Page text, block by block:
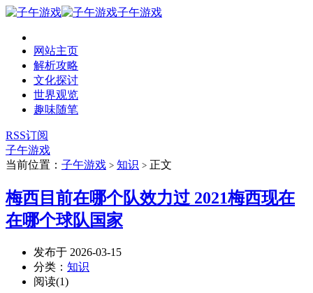
子午游戏
网站主页
解析攻略
文化探讨
世界观览
趣味随笔
RSS订阅
子午游戏
当前位置： 子午游戏 > 知识 > 正文
梅西目前在哪个队效力过 2021梅西现在
在哪个球队国家
发布于 2026-03-15
分类： 知识
阅读(1)